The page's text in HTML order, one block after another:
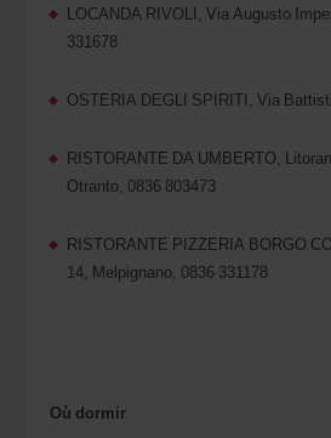
LOCANDA RIVOLI, Via Augusto
331678
OSTERIA DEGLI SPIRITI, Via
RISTORANTE DA UMBERTO,
Otranto, 0836 803473
RISTORANTE PIZZERIA BORGO
14, Melpignano, 0836 331178
Où dormir